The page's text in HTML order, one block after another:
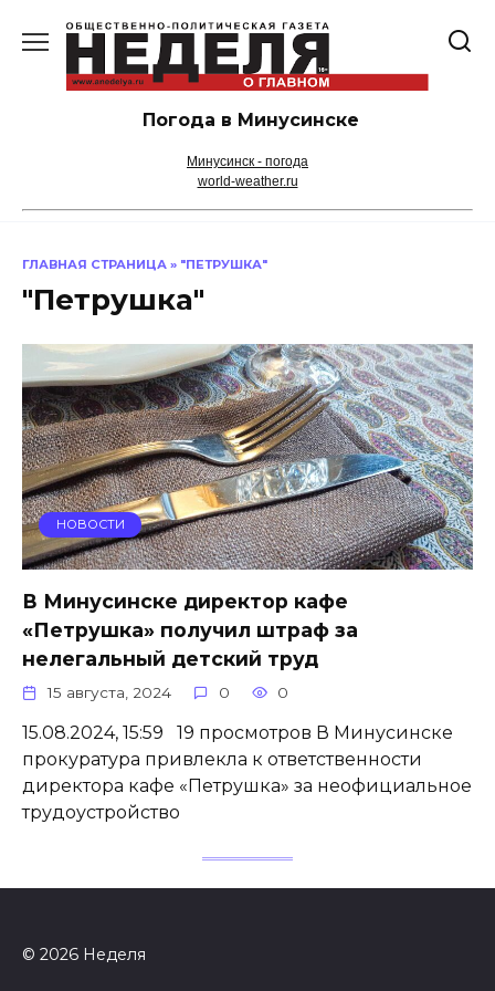
содержанию
Погода в Минусинске
Минусинск - погода
world-weather.ru
ГЛАВНАЯ СТРАНИЦА » "ПЕТРУШКА"
"Петрушка"
НОВОСТИ
В Минусинске директор кафе
«Петрушка» получил штраф за
нелегальный детский труд
15 августа, 2024 0 0
15.08.2024, 15:59 19 просмотров В Минусинске
прокуратура привлекла к ответственности
директора кафе «Петрушка» за неофициальное
трудоустройство
© 2026 Неделя